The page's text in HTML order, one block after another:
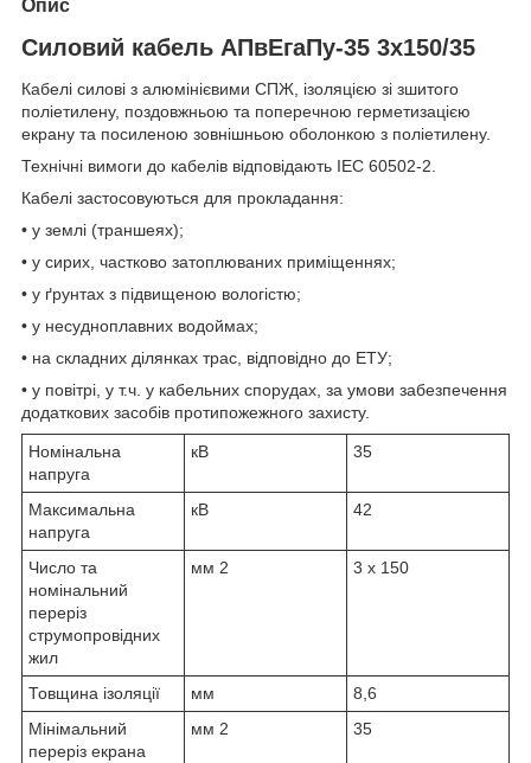
Опис
Силовий кабель АПвЕгаПу-35 3х150/35
Кабелі силові з алюмінієвими СПЖ, ізоляцією зі зшитого
поліетилену, поздовжньою та поперечною герметизацією
екрану та посиленою зовнішньою оболонкою з поліетилену.
Технічні вимоги до кабелів відповідають IEC 60502-2.
Кабелі застосовуються для прокладання:
• у землі (траншеях);
• у сирих, частково затоплюваних приміщеннях;
• у ґрунтах з підвищеною вологістю;
• у несудноплавних водоймах;
• на складних ділянках трас, відповідно до ЕТУ;
• у повітрі, у т.ч. у кабельних спорудах, за умови забезпечення
додаткових засобів протипожежного захисту.
Номінальна
напруга
кВ 35
Максимальна
напруга
кВ 42
Число та
номінальний
переріз
струмопровідних
жил
мм 2 3 x 150
Товщина ізоляції мм
8,6
Мінімальний
переріз екрана
мм 2 35